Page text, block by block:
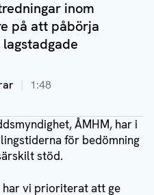
inom
på att påbörja
1:48
ÅMHM, har i
för bedömning
stöd.
har vi prioriterat att ge